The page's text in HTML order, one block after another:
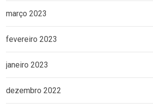
março 2023
fevereiro 2023
janeiro 2023
dezembro 2022